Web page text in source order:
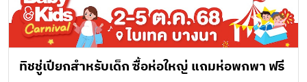
ทิชชู่เปียกสำหรับเด็ก ซื้อห่อใหญ่ แถมห่อพกพา ฟรี